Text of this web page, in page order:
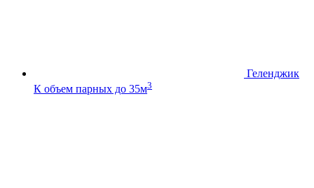
Геленджик
К объем парных до 35м3